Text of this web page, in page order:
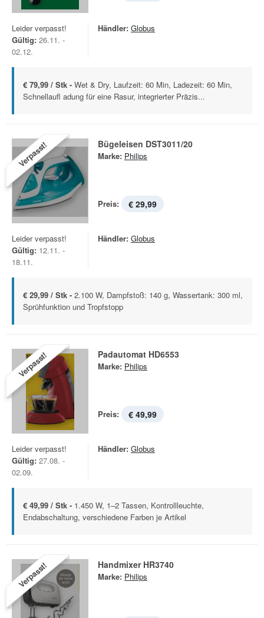
Leider verpasst!
Gültig: 26.11. -
02.12.
Händler: Globus
€ 79,99 / Stk - Wet & Dry, Laufzeit: 60 Min, Ladezeit: 60 Min,
Schnellaufl adung für eine Rasur, integrierter Präzis...
Verpasst! Bügeleisen DST3011/20
Marke: Philips
Preis: € 29,99
Leider verpasst!
Gültig: 12.11. -
18.11.
Händler: Globus
€ 29,99 / Stk - 2.100 W, Dampfstoß: 140 g, Wassertank: 300 ml,
Sprühfunktion und Tropfstopp
Verpasst! Padautomat HD6553
Marke: Philips
Preis: € 49,99
Leider verpasst!
Gültig: 27.08. -
02.09.
Händler: Globus
€ 49,99 / Stk - 1.450 W, 1–2 Tassen, Kontrollleuchte,
Endabschaltung, verschiedene Farben je Artikel
Verpasst! Handmixer HR3740
Marke: Philips